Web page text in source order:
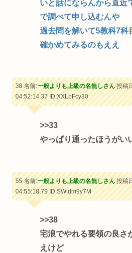
いと話にならんから直近
で調べて申し込むんや
過去問を解いて5教科7科
確かめてみるのもええ
38 名前:一般よりも上級の名無しさん投稿
04:52:14.37ID:XXLbFcy30
>>33
やっぱり通ったほうがい
55 名前:一般よりも上級の名無しさん投稿
04:55:18.79ID:SWldm9y7M
>>38
宅浪でやれる要領の良さ
えけど